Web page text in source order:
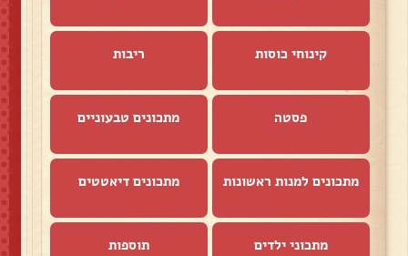
קינוחי כוסות ריבות
פסטה מתכונים טבעוניים
מתכונים למנות ראשונות מתכונים דיאטטים
מתכוני ילדים תוספות